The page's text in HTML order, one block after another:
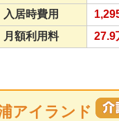
入居時費用
月額利用料
27.9
アイランド